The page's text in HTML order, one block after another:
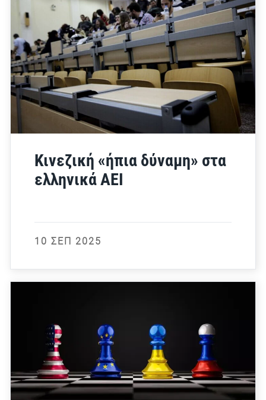
Κινεζική «ήπια δύναμη» στα
ελληνικά ΑΕΙ
10 ΣΕΠ 2025